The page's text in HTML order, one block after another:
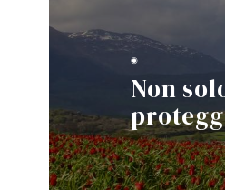
◉
Non